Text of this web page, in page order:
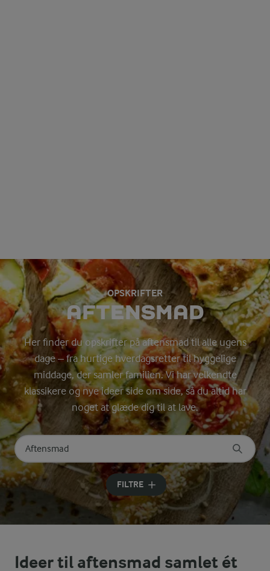
OPSKRIFTER
AFTENSMAD
Her finder du opskrifter på aftensmad til alle ugens
dage – fra hurtige hverdagsretter til hyggelige
middage, der samler familien. Vi har velkendte
klassikere og nye ideer side om side, så du altid har
noget at glæde dig til at lave.
Søg på kategori
Indtast søgeord for at søge
FILTRE
Ideer til aftensmad samlet ét